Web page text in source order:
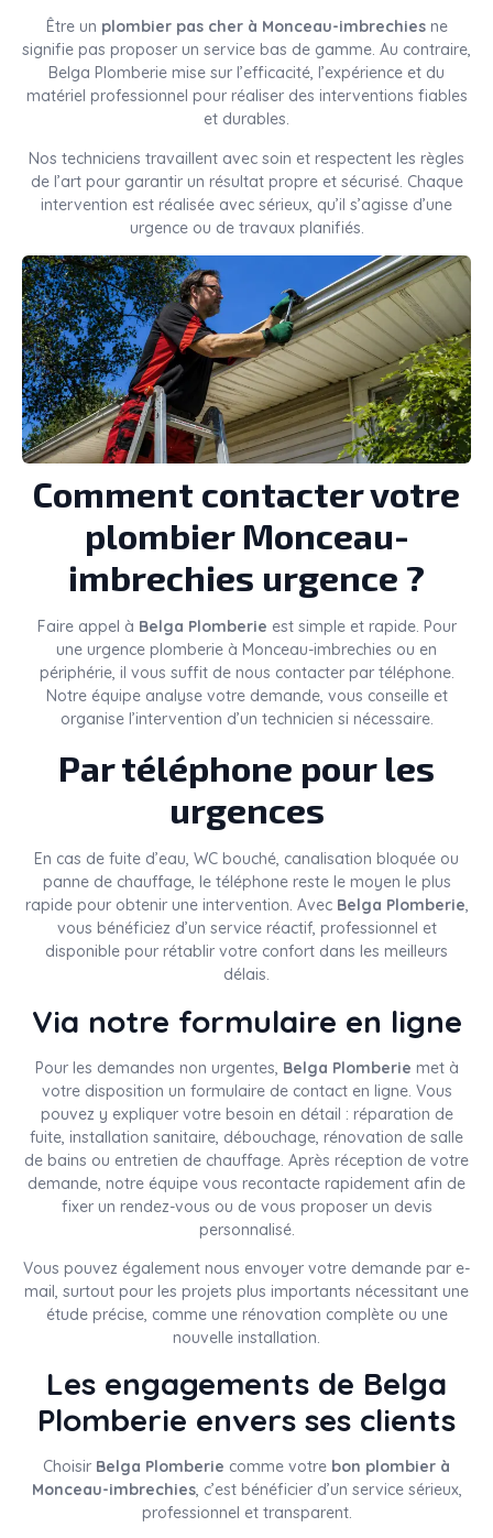
Être un plombier pas cher à Monceau-imbrechiesne
signifie pas proposer un service bas de gamme. Au contraire,
Belga Plomberie mise sur l’efficacité, l’expérience et du
matériel professionnel pour réaliser des interventions fiables
et durables.
Nos techniciens travaillent avec soin et respectent les règles
de l’art pour garantir un résultat propre et sécurisé. Chaque
intervention est réalisée avec sérieux, qu’il s’agisse d’une
urgence ou de travaux planifiés.
Comment contacter votre
plombier Monceau-
imbrechies urgence ?
Faire appel à Belga Plomberie est simple et rapide. Pour
une urgence plomberie à Monceau-imbrechies ou en
périphérie, il vous suffit de nous contacter par téléphone.
Notre équipe analyse votre demande, vous conseille et
organise l’intervention d’un technicien si nécessaire.
Par téléphone pour les
urgences
En cas de fuite d’eau, WC bouché, canalisation bloquée ou
panne de chauffage, le téléphone reste le moyen le plus
rapide pour obtenir une intervention. Avec Belga Plomberie,
vous bénéficiez d’un service réactif, professionnel et
disponible pour rétablir votre confort dans les meilleurs
délais.
Via notre formulaire en ligne
Pour les demandes non urgentes, Belga Plomberie met à
votre disposition un formulaire de contact en ligne. Vous
pouvez y expliquer votre besoin en détail : réparation de
fuite, installation sanitaire, débouchage, rénovation de salle
de bains ou entretien de chauffage. Après réception de votre
demande, notre équipe vous recontacte rapidement afin de
fixer un rendez-vous ou de vous proposer un devis
personnalisé.
Vous pouvez également nous envoyer votre demande par e-
mail, surtout pour les projets plus importants nécessitant une
étude précise, comme une rénovation complète ou une
nouvelle installation.
Les engagements de Belga
Plomberie envers ses clients
Choisir Belga Plomberie comme votre bon plombier à
Monceau-imbrechies, c’est bénéficier d’un service sérieux,
professionnel et transparent.